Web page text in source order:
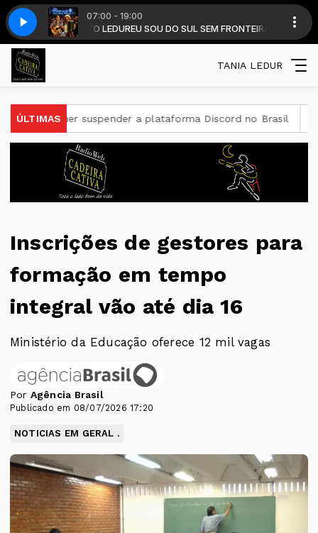
07:00 - 19:00
RENATO LEDUREU SOU DO SUL SEM FRONTEIRA com DALMIR
Como é Bom Voltar Osvaldir & Carlos Magrão - Como é Bom Voltar
TANIA LEDUR
ÚLTIMAS
quer suspender a plataforma Discord no Brasil
Inscrições de gestores para
formação em tempo
integral vão até dia 16
Ministério da Educação oferece 12 mil vagas
Por Agência Brasil
Publicado em 08/07/2026 17:20
NOTICIAS EM GERAL .